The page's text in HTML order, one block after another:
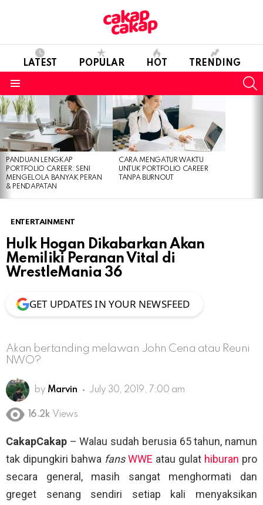
LATEST POPULAR HOT TRENDING
LATEST
STORIES
PANDUAN LENGKAP
PORTFOLIO CAREER: SENI
MENGELOLA BANYAK PERAN
& PENDAPATAN
CARA MENGATUR WAKTU
UNTUK PORTFOLIO CAREER
TANPA BURNOUT
ENTERTAINMENT
Hulk Hogan Dikabarkan Akan
Memiliki Peranan Vital di
WrestleMania 36
GET UPDATES IN YOUR NEWSFEED
Akan bertanding melawan John Cena atau Reuni
NWO?
by Marvin July 30, 2019, 7:00 am
16.2k Views
CakapCakap – Walau sudah berusia 65 tahun, namun
tak dipungkiri bahwa fansWWE atau gulat hiburan pro
secara general, masih sangat menghormati dan
greget senang sendiri setiap kali menyaksikan